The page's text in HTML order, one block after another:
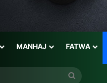
MANHAJ FATWA